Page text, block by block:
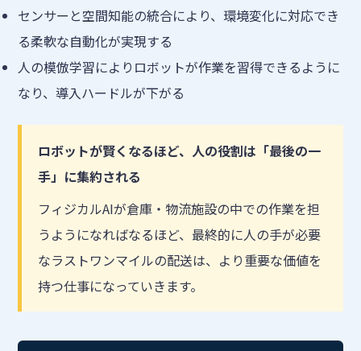
センサーと空間知能の統合により、環境変化に対応でき
る柔軟な自動化が実現する
人の模倣学習によりロボットが作業を習得できるように
なり、導入ハードルが下がる
ロボットが賢くなるほど、人の役割は「最後の一
手」に集約される
フィジカルAIが倉庫・物流施設の中での作業を担
うようになればなるほど、最終的に人の手が必要
なラストワンマイルの配送は、より重要な価値を
持つ仕事になっていきます。